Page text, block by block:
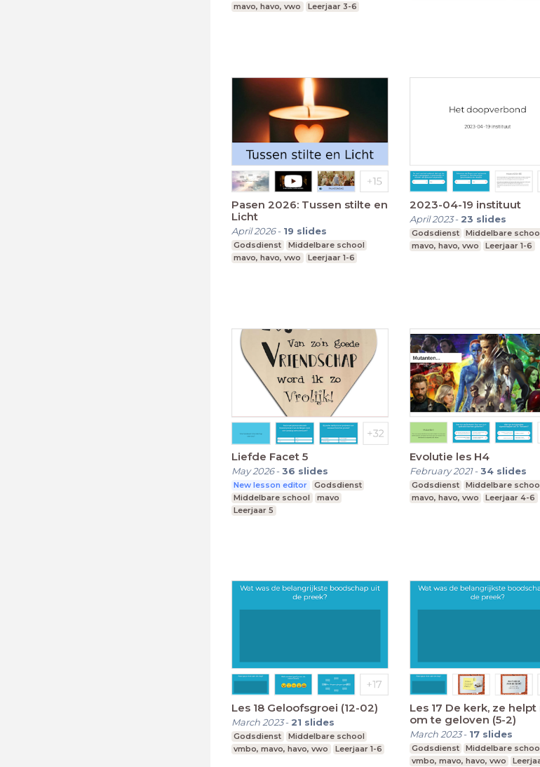
mavo, havo, vwo
Leerjaar 3-6
Pasen 2026: Tussen stilte en
Licht
April 2026- 19 slides
Godsdienst
Middelbare school
mavo, havo, vwo
Leerjaar 1-6
2023-04-19 instituut
April 2023- 23 slides
Godsdienst
Middelbare
mavo, havo, vwo
Leerjaar 1-6
Liefde Facet 5
May 2026-36 slides
New lesson editor
Godsdienst
Middelbare school
mavo
Leerjaar 5
Evolutie les H4
February 2021-34 slides
Godsdienst
Middelbare
mavo, havo, vwo
Leerjaar 4-6
Les 18 Geloofsgroei (12-02)
March 2023- 21 slides
Godsdienst
Middelbare school
vmbo, mavo, havo, vwo
Leerjaar 1-6
Les 17 De kerk, ze helpt
om te geloven (5-2)
March 2023- 17 slides
Godsdienst
Middelbare
vmbo, mavo, havo, vwo